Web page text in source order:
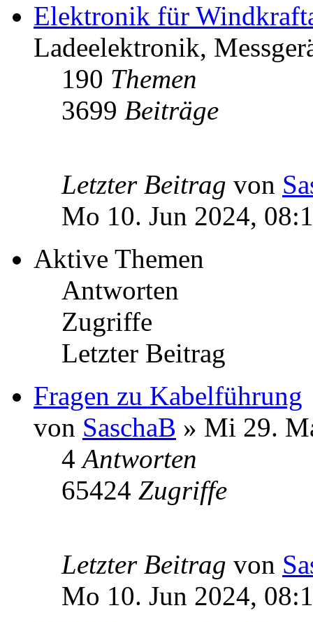
Elektronik für
Ladeelektronik,
190 Themen
3699 Beiträge
Letzter Beitrag von
Mo 10. Jun 2024,
Aktive Themen
Antworten
Zugriffe
Letzter Beitrag
Fragen zu Kabelführung
von SaschaB » Mi 29.
4Antworten
65424 Zugriffe
Letzter Beitrag von
Mo 10. Jun 2024,